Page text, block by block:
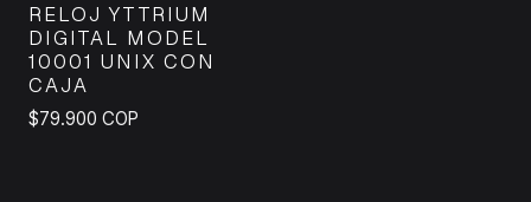
RELOJ YTTRIUM
DIGITAL MODEL
10001 UNIX CON
CAJA
$79.900 COP